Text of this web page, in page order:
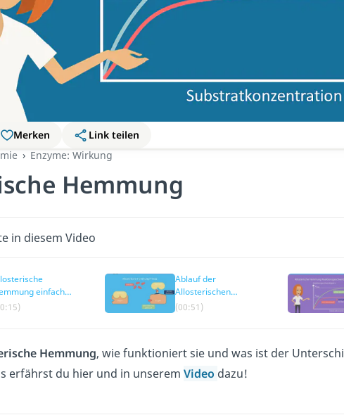
Merken
Link teilen
Enzyme: Wirkung
Hemmung
in diesem Video
einfach
Ablauf der
Allosterischen
Hemmung
(00:51)
Hemmung, wie funktioniert sie und was ist der
erfährst du hier und in unserem Video dazu!